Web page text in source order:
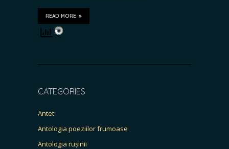
READ MORE
CATEGORIES
Antet
Antologia poeziilor frumoase
Antologia rușinii